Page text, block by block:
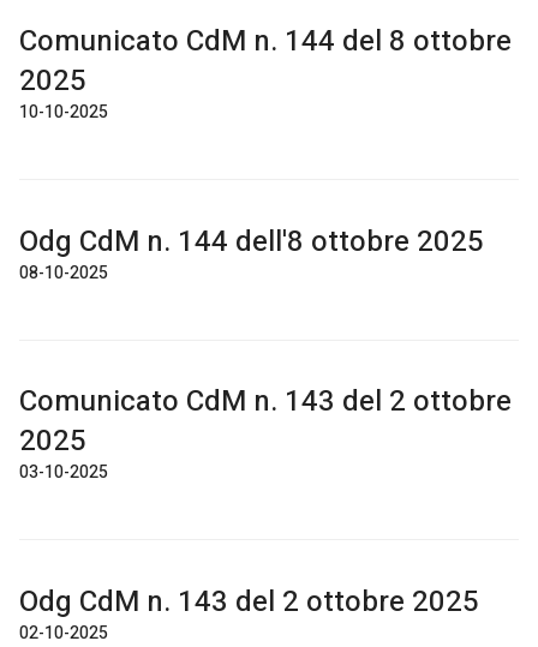
Comunicato CdM n. 144 del 8 ottobre
2025
10-10-2025
Odg CdM n. 144 dell'8 ottobre 2025
08-10-2025
Comunicato CdM n. 143 del 2 ottobre
2025
03-10-2025
Odg CdM n. 143 del 2 ottobre 2025
02-10-2025